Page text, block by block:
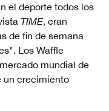
el deporte todos los
TIME, eran
de fin de semana
Los Waffle
mundial de
un crecimiento